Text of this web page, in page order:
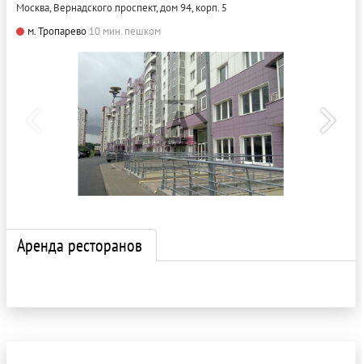
Москва, Вернадского проспект, дом 94, корп. 5
м. Тропарево 10 мин. пешком
Аренда ресторанов